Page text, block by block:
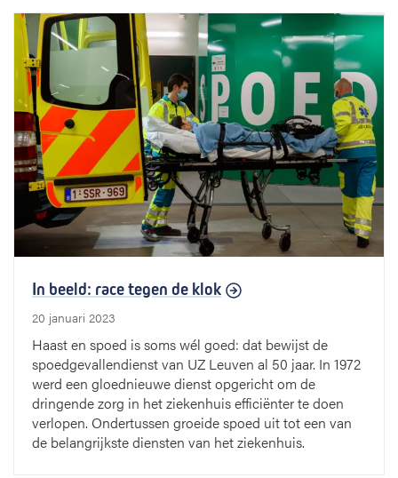
In beeld: race tegen de klok
20 januari 2023
Haast en spoed is soms wél goed: dat bewijst de
spoedgevallendienst van UZ Leuven al 50 jaar. In 1972
werd een gloednieuwe dienst opgericht om de
dringende zorg in het ziekenhuis efficiënter te doen
verlopen. Ondertussen groeide spoed uit tot een van
de belangrijkste diensten van het ziekenhuis.